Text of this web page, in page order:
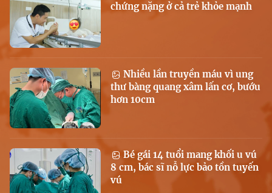
chứng nặng ở cả trẻ khỏe mạnh
Nhiều lần truyền máu vì ung
thư bàng quang xâm lấn cơ, bướu
hơn 10cm
Bé gái 14 tuổi mang khối u vú
8 cm, bác sĩ nỗ lực bảo tồn tuyến
vú